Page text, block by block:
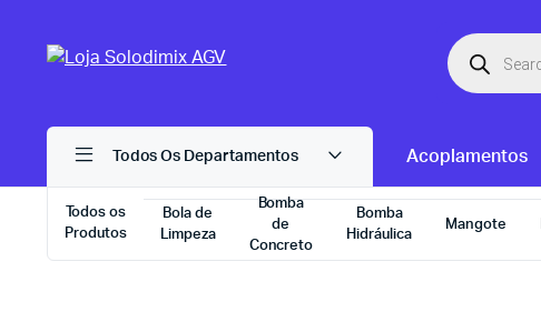
Pesquisar
produtos
Todos Os Departamentos
Todos os
Produtos
Bola de
Limpeza
Bomba
de
Concreto
Bomba
Hidráulica
Mangote
Acoplamentos